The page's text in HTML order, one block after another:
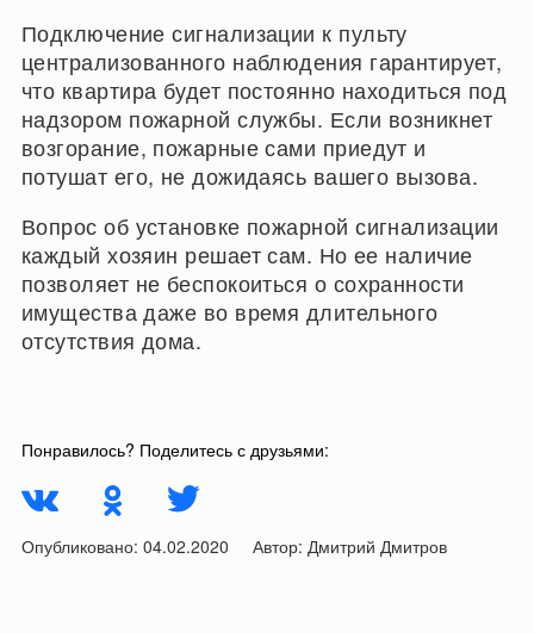
Подключение сигнализации к пульту
централизованного наблюдения гарантирует,
что квартира будет постоянно находиться под
надзором пожарной службы. Если возникнет
возгорание, пожарные сами приедут и
потушат его, не дожидаясь вашего вызова.
Вопрос об установке пожарной сигнализации
каждый хозяин решает сам. Но ее наличие
позволяет не беспокоиться о сохранности
имущества даже во время длительного
отсутствия дома.
Понравилось? Поделитесь с друзьями:
Опубликовано: 04.02.2020 Автор: Дмитрий Дмитров